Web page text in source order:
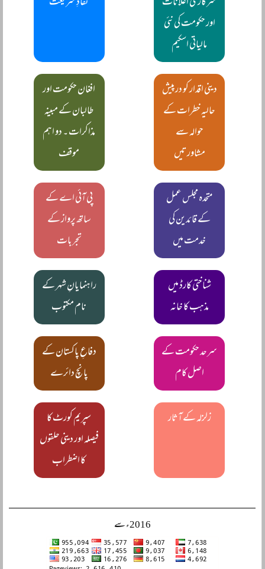
اور حکومت کی نئی
مالیاتی اسکیم
دینی اقدار کو درپیش
حالیہ خطرات کے
حوالہ سے
مشاورتیں
افغان حکومت اور
طالبان کے مبینہ
مذاکرات ۔ دو اہم
موقف
متحدہ مجلس عمل
کے قائدین کی
خدمت میں
پی آئی اے کے
ساتھ پرواز کے
تجربات
شناختی کارڈ میں
مذہب کا خانہ
راہنمایانِ شہر کے
نام مکتوب
سرحد حکومت کے
اصل کام
دفاعِ پاکستان کے
پانچ دائرے
زلزلہ کے آثار
سپریم کورٹ کا
فیصلہ اور دینی حلقوں
کا اضطراب
2016ء سے